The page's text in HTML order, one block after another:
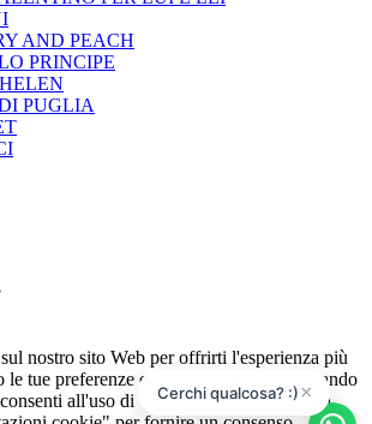
AND PEACH
PRINCIPE
PUGLIA
nostro sito Web per offrirti l'esperienza più
le tue preferenze e le visite ripetute. Cliccando
all'uso di TUTTI i cookie. Tuttavia,
×
Cerchi qualcosa? :)